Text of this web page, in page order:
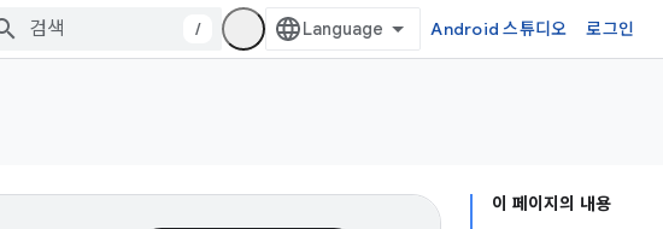
/ Android 스튜디오 로그인
이 페이지의 내용